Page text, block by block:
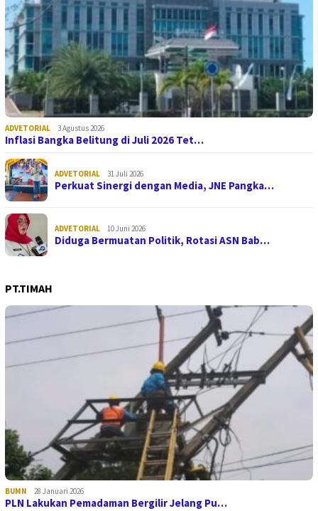
ADVETORIAL 3 Agustus 2026
Inflasi Bangka Belitung di Juli 2026 Tet…
ADVETORIAL 31 Juli 2026
Perkuat Sinergi dengan Media, JNE Pangka…
ADVETORIAL 10 Juni 2026
Diduga Bermuatan Politik, Rotasi ASN Bab…
PT.TIMAH
BUMN 28 Januari 2026
PLN Lakukan Pemadaman Bergilir Jelang Pu…